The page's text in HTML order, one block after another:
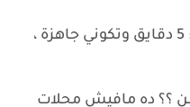
ثم توجه حسين لجانا بالحديث : 5 دقايق وتكوني جاهزة ،
؟؟ ده مافيش محلات